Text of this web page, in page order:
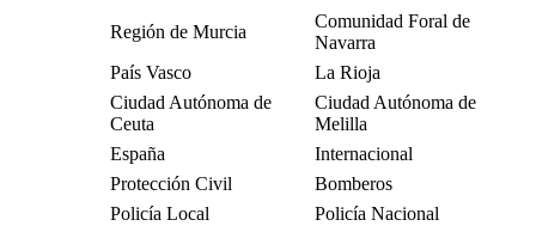
Región de Murcia
Comunidad Foral de
Navarra
País Vasco
La Rioja
Ciudad Autónoma de
Ceuta
Ciudad Autónoma de
Melilla
España
Internacional
Protección Civil
Bomberos
Policía Local
Policía Nacional